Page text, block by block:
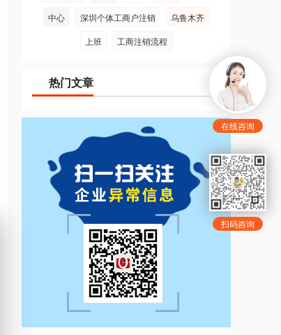
中心
深圳个体工商户注销
乌鲁木齐
上班
工商注销流程
热门文章
在线咨询
扫码咨询